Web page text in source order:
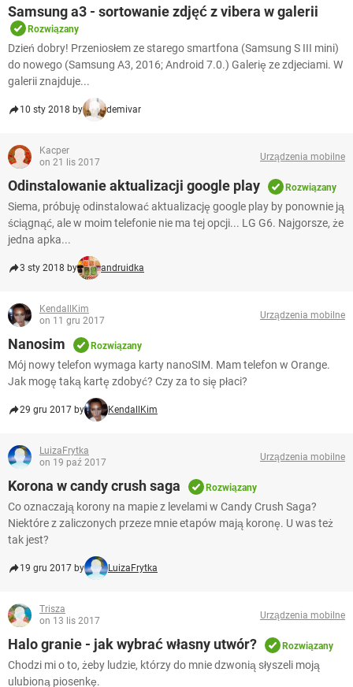
Samsung a3 - sortowanie zdjęć z vibera w galerii
Rozwiązany
Dzień dobry! Przeniosłem ze starego smartfona (Samsung S III mini)
do nowego (Samsung A3, 2016; Android 7.0.) Galerię ze zdjeciami. W
galerii znajduje...
10 sty 2018 by demivar
Kacper
on 21 lis 2017
Urządzenia mobilne
Odinstalowanie aktualizacji google play Rozwiązany
Siema, próbuję odinstalować aktualizację google play by ponownie ją
ściągnąć, ale w moim telefonie nie ma tej opcji... LG G6. Najgorsze, że
jedna apka...
3 sty 2018 by andruidka
KendallKim
on 11 gru 2017
Urządzenia mobilne
Nanosim Rozwiązany
Mój nowy telefon wymaga karty nanoSIM. Mam telefon w Orange.
Jak mogę taką kartę zdobyć? Czy za to się płaci?
29 gru 2017 by KendallKim
LuizaFrytka
on 19 paź 2017
Urządzenia mobilne
Korona w candy crush saga Rozwiązany
Co oznaczają korony na mapie z levelami w Candy Crush Saga?
Niektóre z zaliczonych przeze mnie etapów mają koronę. U was też
tak jest?
19 gru 2017 by LuizaFrytka
Trisza
on 13 lis 2017
Urządzenia mobilne
Halo granie - jak wybrać własny utwór? Rozwiązany
Chodzi mi o to, żeby ludzie, którzy do mnie dzwonią słyszeli moją
ulubioną piosenkę.